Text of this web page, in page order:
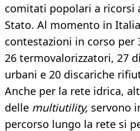
comitati popolari a ricorsi
Stato. Al momento in
contestazioni in corso per
26 termovalorizzatori, 27
urbani e 20 discariche
Anche per la rete idrica,
delle multiutility, servono
percorso lungo la rete si